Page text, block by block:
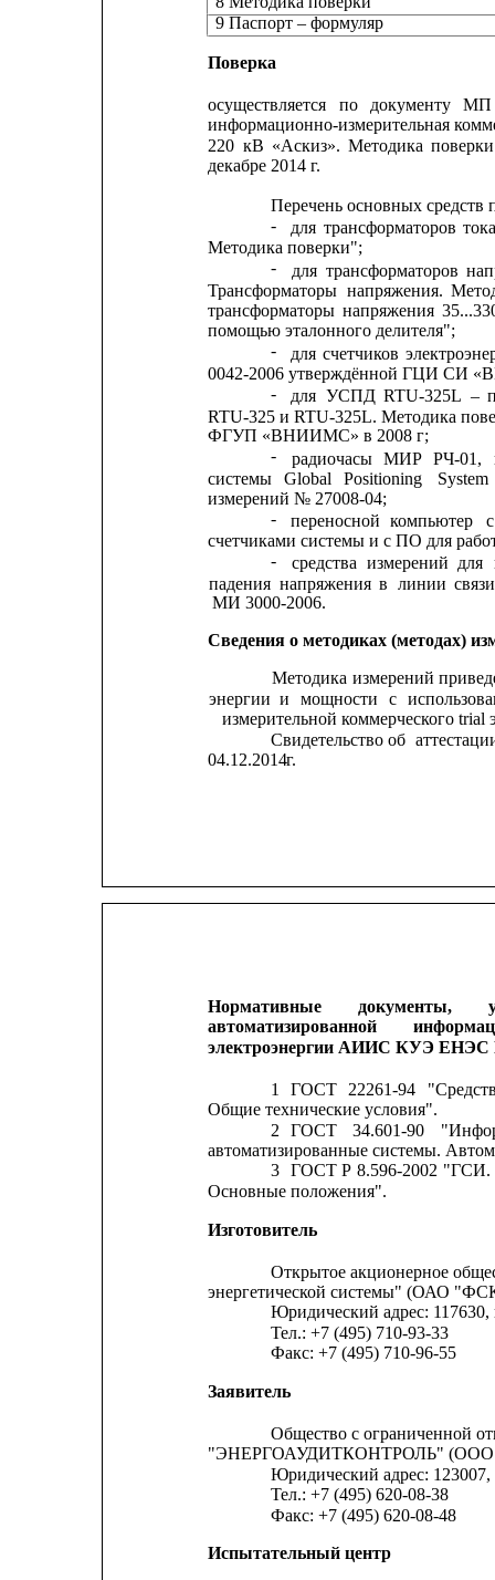
9 Паспорт – формуляр
Поверка
осуществляется по документу
МП
информационно-измерительная
220 кВ «Аскиз». Методика
декабре 2014 г.
Перечень основных средств
-
для трансформаторов тока
Методика поверки";
-
для трансформаторов
Трансформаторы напряжения.
трансформаторы напряжения
помощью эталонного делителя";
-
для счетчиков
0042-2006 утверждённой ГЦИ СИ
-
для УСПД RTU-325L –
RTU-325 и RTU-325L. Методика
ФГУП «ВНИИМС» в 2008 г;
-
радиочасы МИР РЧ-01,
системы
Global Positioning
System
измерений № 27008-04;
-
переносной компьютер
с
счетчиками системы и с ПО для
-
средства измерений для
падения напряжения в линии связи
МИ 3000-2006.
Сведения о методиках (методах)
Методика измерений
энергии и мощности с
измерительной коммерческого
Свидетельство об
04.12.2014г.
Нормативные документы,
автоматизированной
электроэнергии АИИС КУЭ ЕНЭС
1 ГОСТ 22261-94
Общие технические условия".
2
ГОСТ 34.601-90
автоматизированные системы.
3
ГОСТ Р 8.596-2002 "ГСИ.
Основные положения".
Изготовитель
Открытое акционерное
энергетической системы" (ОАО
Юридический адрес:
Тел.: +7 (495) 710-93-33
Факс: +7 (495) 710-96-55
Заявитель
Общество с ограниченной
"ЭНЕРГОАУДИТКОНТРОЛЬ"
Юридический адрес: 123007,
Тел.: +7 (495) 620-08-38
Факс: +7 (495) 620-08-48
Испытательный центр